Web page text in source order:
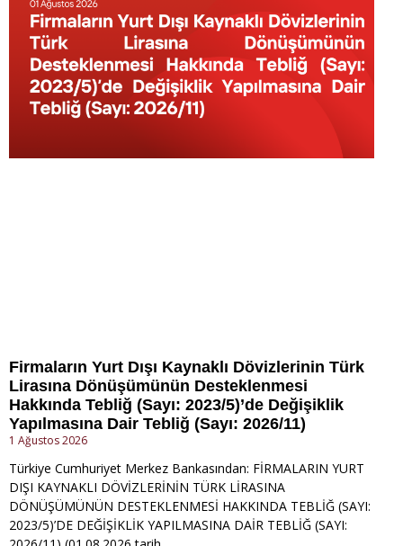
Firmaların Yurt Dışı Kaynaklı Dövizlerinin Türk
Lirasına Dönüşümünün Desteklenmesi
Hakkında Tebliğ (Sayı: 2023/5)’de Değişiklik
Yapılmasına Dair Tebliğ (Sayı: 2026/11)
1 Ağustos 2026
Türkiye Cumhuriyet Merkez Bankasından: FİRMALARIN YURT
DIŞI KAYNAKLI DÖVİZLERİNİN TÜRK LİRASINA
DÖNÜŞÜMÜNÜN DESTEKLENMESİ HAKKINDA TEBLİĞ (SAYI:
2023/5)’DE DEĞİŞİKLİK YAPILMASINA DAİR TEBLİĞ (SAYI: